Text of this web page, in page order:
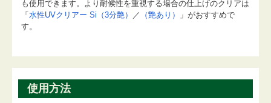
も使用できます。より耐候性を重視する場合の仕上げのクリアは
「水性UVクリアー Si（3分艶） ／ （艶あり）
」がおすすめで
す。
使用方法